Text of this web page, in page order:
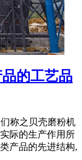
的工艺品
称之贝壳磨粉机
际的生产作用所
产品的先进结构,